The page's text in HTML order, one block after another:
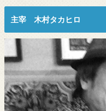
主宰 木村タカヒロ